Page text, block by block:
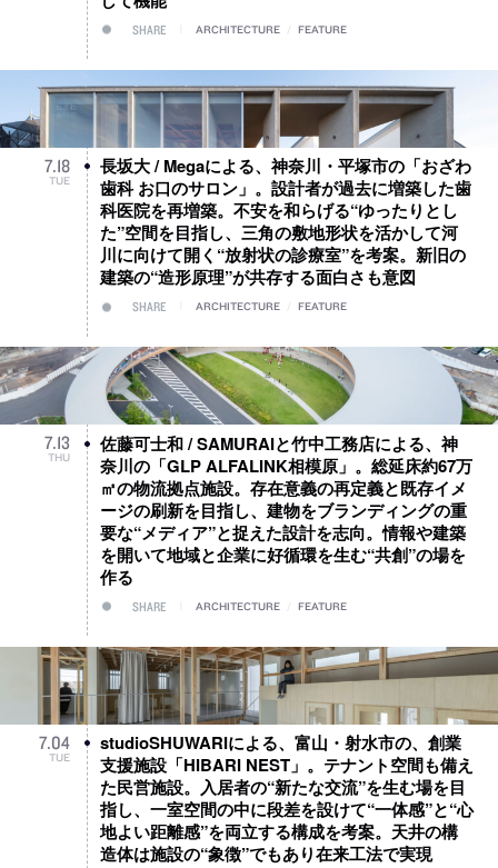
SHARE ARCHITECTURE FEATURE
7.18
TUE
長坂大 / Megaによる、神奈川・平塚市の「おざわ
歯科 お口のサロン」。設計者が過去に増築した歯
科医院を再増築。不安を和らげる“ゆったりとし
た”空間を目指し、三角の敷地形状を活かして河
川に向けて開く“放射状の診療室”を考案。新旧の
建築の“造形原理”が共存する面白さも意図
SHARE ARCHITECTURE FEATURE
7.13
THU
佐藤可士和 / SAMURAIと竹中工務店による、神
奈川の「GLP ALFALINK相模原」。総延床約67万
㎡の物流拠点施設。存在意義の再定義と既存イメ
ージの刷新を目指し、建物をブランディングの重
要な“メディア”と捉えた設計を志向。情報や建築
を開いて地域と企業に好循環を生む“共創”の場を
作る
SHARE ARCHITECTURE FEATURE
7.04
TUE
studioSHUWARIによる、富山・射水市の、創業
支援施設「HIBARI NEST」。テナント空間も備え
た民営施設。入居者の“新たな交流”を生む場を目
指し、一室空間の中に段差を設けて“一体感”と“心
地よい距離感”を両立する構成を考案。天井の構
造体は施設の“象徴”でもあり在来工法で実現